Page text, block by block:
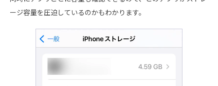
ージ容量を圧迫しているのかもわかります。